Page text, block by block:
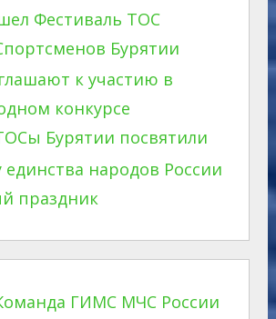
Фестиваль ТОС
Бурятии
к участию в
конкурсе
Бурятии посвятили
единства народов России
праздник
ГИМС МЧС России